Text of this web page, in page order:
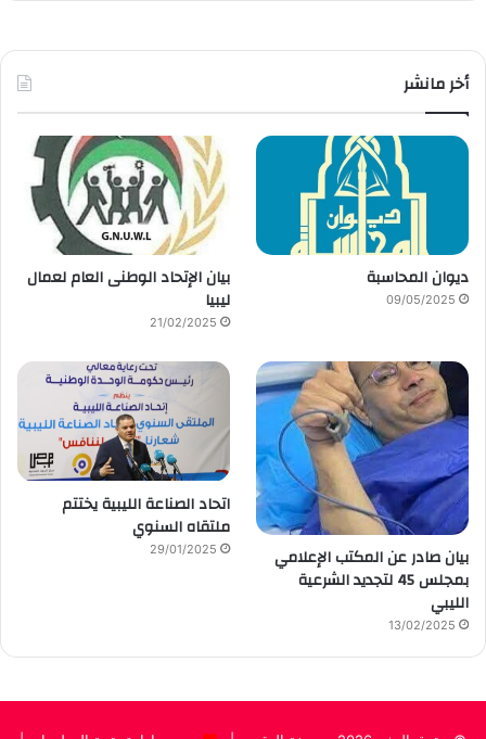
أخر مانشر
ديوان المحاسبة
09/05/2025
بيان الإتحاد الوطنى العام لعمال
ليبيا
21/02/2025
بيان صادر عن المكتب الإعلامي
بمجلس 45 لتجديد الشرعية
الليبي
13/02/2025
اتحاد الصناعة الليبية يختتم
ملتقاه السنوي
29/01/2025